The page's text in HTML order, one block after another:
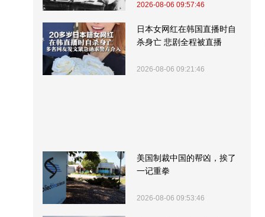
2026-08-06 09:57:46
日本女网红在韩国直播时自
杀身亡 悲剧全程被直播
2026-08-06 09:21:46
美国制裁中国的帮凶，挨了
一记重拳
2026-08-06 09:53:46